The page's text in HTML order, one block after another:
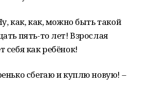
как, как, можно быть такой
пять-то лет! Взрослая
себя как ребёнок!
сбегаю и куплю новую! –